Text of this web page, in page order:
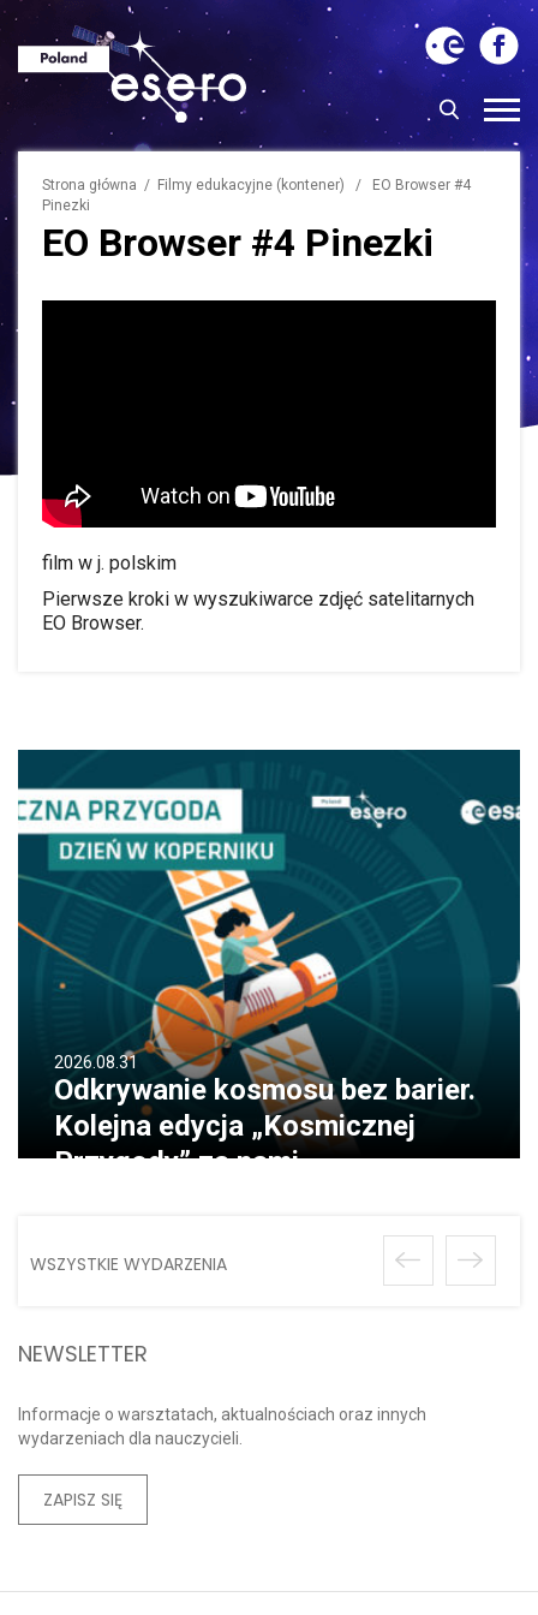
2026.08.31
Odkrywanie kosmosu bez barier.
Kolejna edycja „Kosmicznej
Przygody” za nami
WSZYSTKIE WYDARZENIA
NEWSLETTER
Informacje o warsztatach, aktualnościach oraz innych
wydarzeniach dla nauczycieli.
ZAPISZ SIĘ
Strona główna / Filmy edukacyjne (kontener) / EO Browser #4
Pinezki
EO Browser #4 Pinezki
film w j. polskim
Pierwsze kroki w wyszukiwarce zdjęć satelitarnych
EO Browser.